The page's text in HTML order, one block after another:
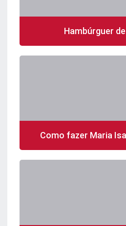
Hambúrguer
Como fazer Maria